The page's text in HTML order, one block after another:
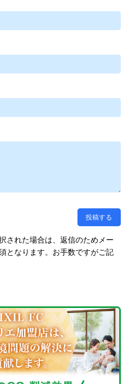
された場合は、返信のためメー
となります。お手数ですがご記